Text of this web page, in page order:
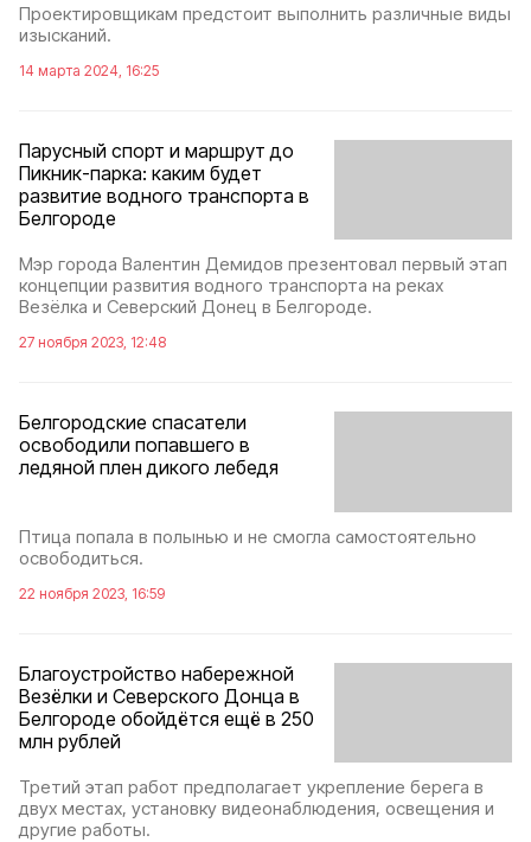
Проектировщикам предстоит выполнить различные виды
изысканий.
14 марта 2024, 16:25
Парусный спорт и маршрут до
Пикник-парка: каким будет
развитие водного транспорта в
Белгороде
Мэр города Валентин Демидов презентовал первый этап
концепции развития водного транспорта на реках
Везёлка и Северский Донец в Белгороде.
27 ноября 2023, 12:48
Белгородские спасатели
освободили попавшего в
ледяной плен дикого лебедя
Птица попала в полынью и не смогла самостоятельно
освободиться.
22 ноября 2023, 16:59
Благоустройство набережной
Везёлки и Северского Донца в
Белгороде обойдётся ещё в 250
млн рублей
Третий этап работ предполагает укрепление берега в
двух местах, установку видеонаблюдения, освещения и
другие работы.